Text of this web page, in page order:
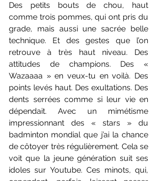
Des petits bouts de chou, haut
comme trois pommes, qui ont pris du
grade, mais aussi une sacrée belle
technique. Et des gestes que l’on
retrouve à très haut niveau. Des
attitudes de champions. Des «
Wazaaaa » en veux-tu en voilà. Des
points levés haut. Des exultations. Des
dents serrées comme si leur vie en
dépendait. Avec un mimétisme
impressionnant des « stars » du
badminton mondial que j’ai la chance
de côtoyer très régulièrement. Cela se
voit que la jeune génération suit ses
idoles sur Youtube. Ces minots, qui,